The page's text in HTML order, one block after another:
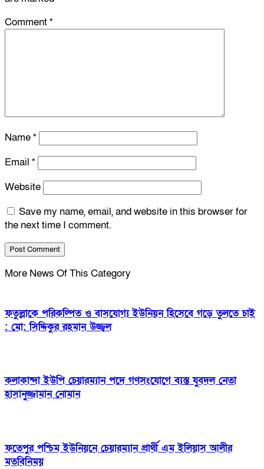
Comment*
Name*
Email *
Website
Save my name, email, and website in this browser for
the next time I comment.
More News Of This Category
ফতুল্লাকে পরিকল্পিত ও বাসযোগ্য ইউনিয়ন হিসেবে গড়ে তুলতে চাই
: মো: সিদ্দিকুর রহমান উজ্জ্বল
কলাকান্দা ইউপি চেয়ারম্যান পদে গণসংযোগে ব্যস্ত যুবদল নেতা
হাসানুজ্জামান নোমান
ফতেপুর পশ্চিম ইউনিয়নে চেয়ারম্যান প্রার্থী এম ইলিয়াস আলীর
মতবিনিময়